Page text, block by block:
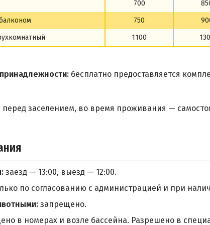
700
750
1100
бесплатно предоставляется
перед заселением, во время проживания —
заезд — 13:00, выезд — 12:00.
по согласованию с администрацией и при
запрещено.
в номерах и возле бассейна. Разрешено в